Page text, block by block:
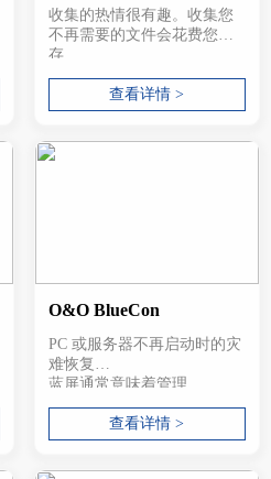
收集的热情很有趣。收集您
不再需要的文件会花费您的
存...
查看详情 >
O&O BlueCon
PC 或服务器不再启动时的灾
难恢复
蓝屏通常意味着管理...
查看详情 >